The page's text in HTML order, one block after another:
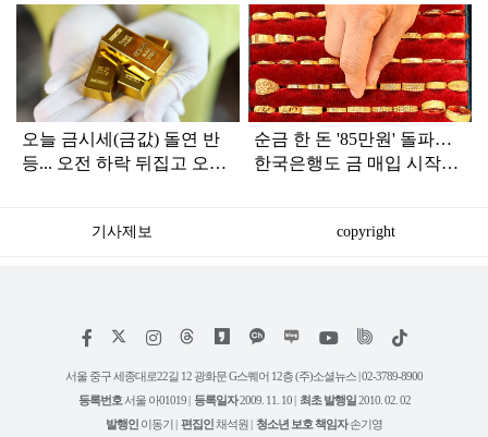
탑
라
인
오늘 금시세(금값) 돌연 반
등... 오전 하락 뒤집고 오후
순금 한 돈 '85만원' 돌파…
한국은행도 금 매입 시작했
기사제보 copyright
페
스
인
타
램
위
트
유
튜
틱
서울 중구 세종대로22길 12 광화문 G스퀘어 12층 (주)소셜뉴스 | 02-3789-8900
등록번호 서울 아01019 | 등록일자2009. 11. 10 | 최초 발행일 2010. 02. 02
발행인 이동기 | 편집인 채석원 | 청소년 보호 책임자손기영